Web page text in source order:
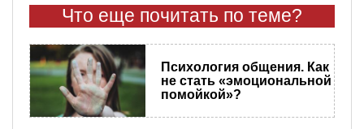
Что еще почитать по теме?
Психология общения. Как
не стать «эмоциональной
помойкой»?